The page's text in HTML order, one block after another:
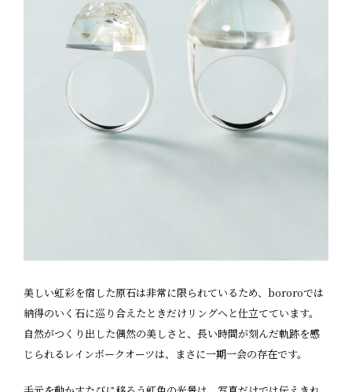
美しい虹彩を宿した原石は非常に限られているため、bororoでは
納得のいく石に巡り合えたときだけリングへと仕立てています。
自然がつくり出した偶然の美しさと、長い時間が刻んだ軌跡を感
じられるレインボークオーツは、まさに一期一会の存在です。